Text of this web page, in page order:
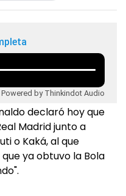
Powered by Thinkindot Audio
declaró hoy que
Madrid junto a
o Kaká, al que
ya obtuvo la Bola